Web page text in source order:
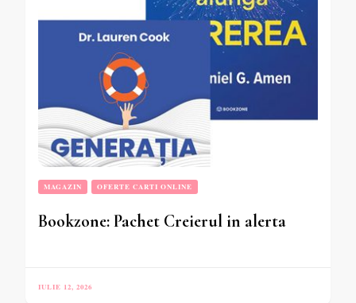
MAGAZIN OFERTE CARTI ONLINE
Bookzone: Pachet Creierul in alerta
IULIE 12, 2026